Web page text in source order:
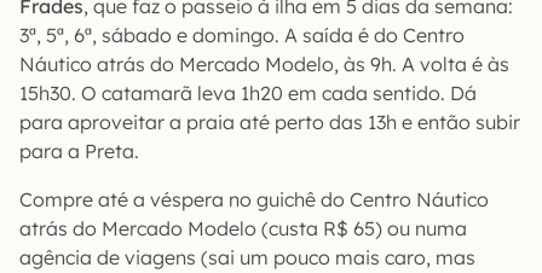
Frades, que faz o passeio à ilha em 5 dias da semana:
3ª, 5ª, 6ª, sábado e domingo. A saída é do Centro
Náutico atrás do Mercado Modelo, às 9h. A volta é às
15h30. O catamarã leva 1h20 em cada sentido. Dá
para aproveitar a praia até perto das 13h e então subir
para a Preta.
Compre até a véspera no guichê do Centro Náutico
atrás do Mercado Modelo (custa R$ 65) ou numa
agência de viagens (sai um pouco mais caro, mas